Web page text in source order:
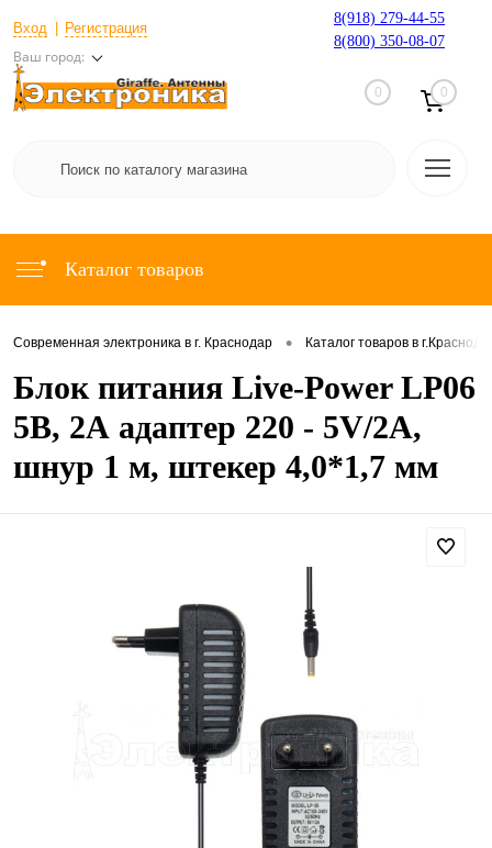
Вход Регистрация
Ваш город:
8(918) 279-44-55
8(800) 350-08-07
0 0
Каталог товаров
Современная электроника в г. Краснодар • Каталог товаров в
Блок питания Live-Power LP06
5В, 2А адаптер 220 - 5V/2A,
шнур 1 м, штекер 4,0*1,7 мм